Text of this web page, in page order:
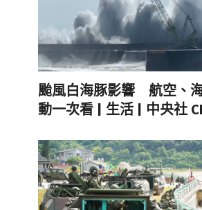
颱風白海豚影響 航空、
動一次看 | 生活 | 中央社